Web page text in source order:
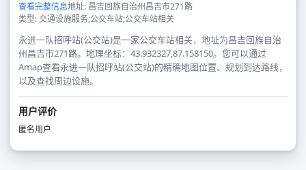
查看完整信息地址: 昌吉回族自治州昌吉市271路
类型: 交通设施服务;公交车站;公交车站相关
永进一队招呼站(公交站)是一家公交车站相关，地址为昌吉回族自治
州昌吉市271路。地理坐标：43.932327,87.158150。您可以通过
Amap查看永进一队招呼站(公交站)的精确地图位置、规划到达路线，
以及查找周边设施。
用户评价
匿名用户